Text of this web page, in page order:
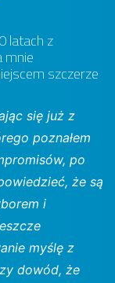
latach z
mnie
szczerze
się już z
poznałem
po
że są
i
myślę z
dowód, że